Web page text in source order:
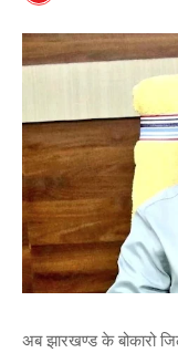
अब झारखण्ड के बोकारो